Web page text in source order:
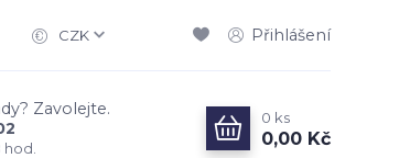
CZK Přihlášení
Zavolejte.
hod.
0 ks
0,00 Kč